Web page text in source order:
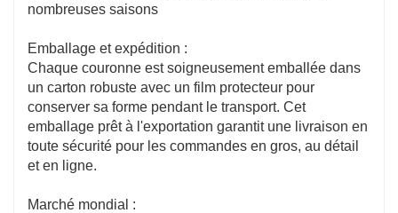
nombreuses saisons
Emballage et expédition :
Chaque couronne est soigneusement emballée dans
un carton robuste avec un film protecteur pour
conserver sa forme pendant le transport. Cet
emballage prêt à l'exportation garantit une livraison en
toute sécurité pour les commandes en gros, au détail
et en ligne.
Marché mondial :